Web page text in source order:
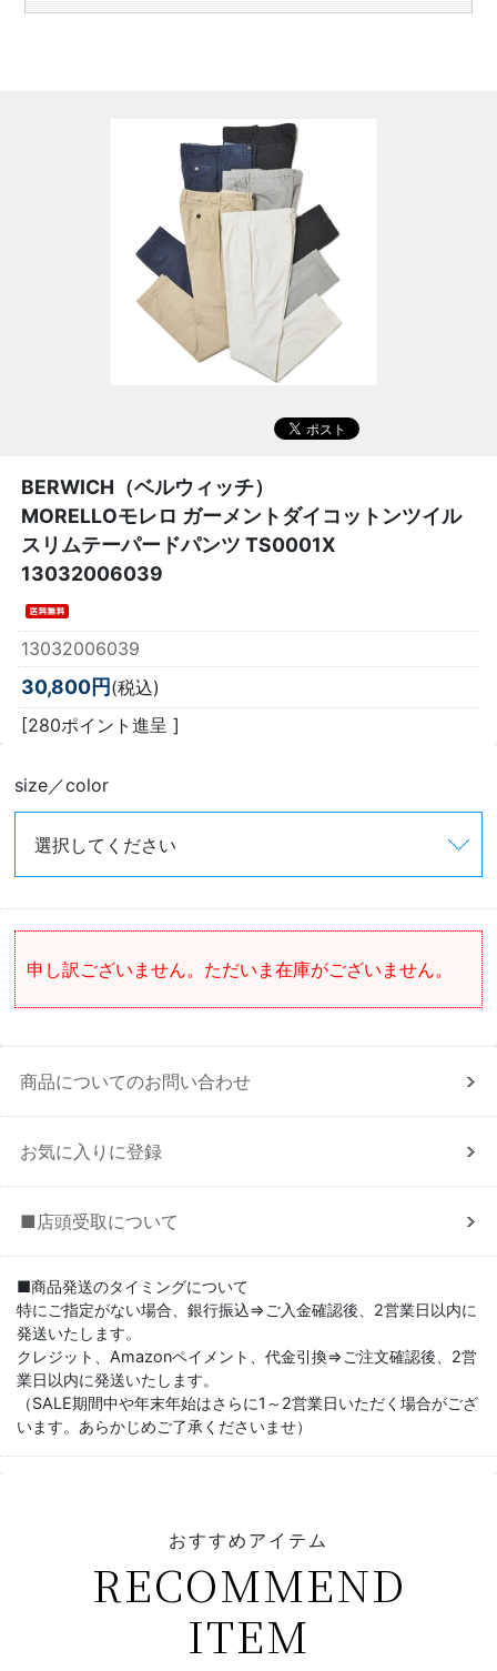
BERWICH（ベルウィッチ）
MORELLOモレロ ガーメントダイコットンツイル
スリムテーパードパンツ TS0001X
13032006039
13032006039
30,800円(税込)
[280ポイント進呈 ]
size／color
申し訳ございません。ただいま在庫がございません。
商品についてのお問い合わせ
お気に入りに登録
■店頭受取について
■商品発送のタイミングについて
特にご指定がない場合、銀行振込⇒ご入金確認後、2営業日以内に
発送いたします。
クレジット、Amazonペイメント、代金引換⇒ご注文確認後、2営
業日以内に発送いたします。
（SALE期間中や年末年始はさらに1～2営業日いただく場合がござ
います。あらかじめご了承くださいませ）
おすすめアイテム
RECOMMEND
ITEM